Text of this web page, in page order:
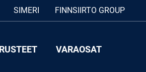
SIMERI FINNSIIRTO GROUP
VARAOSAT